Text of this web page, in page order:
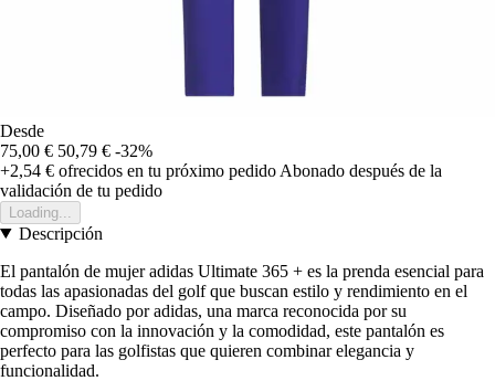
Desde
75,00 € 50,79 € -32%
+2,54 € ofrecidos en tu próximo pedido Abonado después de la
validación de tu pedido
Loading...
Descripción
El pantalón de mujer adidas Ultimate 365 + es la prenda esencial para
todas las apasionadas del golf que buscan estilo y rendimiento en el
campo. Diseñado por adidas, una marca reconocida por su
compromiso con la innovación y la comodidad, este pantalón es
perfecto para las golfistas que quieren combinar elegancia y
funcionalidad.